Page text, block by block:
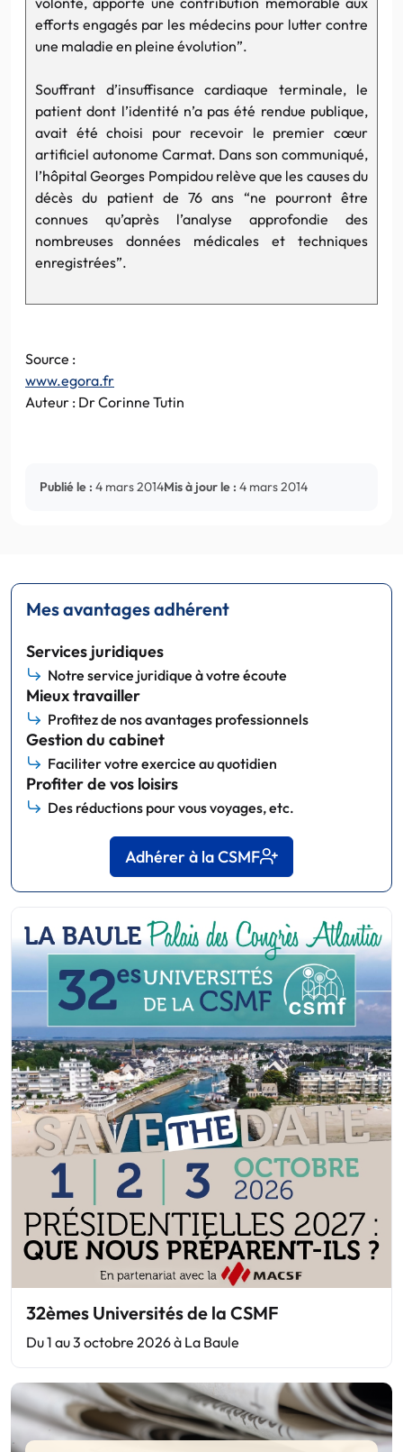
efforts engagés par les médecins pour lutter contre
une maladie en pleine évolution”.
Souffrant d’insuffisance cardiaque terminale, le
patient dont l’identité n’a pas été rendue publique,
avait été choisi pour recevoir le premier cœur
artificiel autonome Carmat. Dans son communiqué,
l’hôpital Georges Pompidou relève que les causes du
décès du patient de 76 ans “ne pourront être
connues qu’après l’analyse approfondie des
nombreuses données médicales et techniques
enregistrées”.
Source :
www.egora.fr
Auteur : Dr Corinne Tutin
Publié le : 4 mars 2014Mis à jour le : 4 mars 2014
Mes avantages adhérent
Services juridiques
Notre service juridique à votre écoute
Mieux travailler
Profitez de nos avantages professionnels
Gestion du cabinet
Faciliter votre exercice au quotidien
Profiter de vos loisirs
Des réductions pour vous voyages, etc.
Adhérer à la CSMF
32èmes Universités de la CSMF
Du 1 au 3 octobre 2026 à La Baule